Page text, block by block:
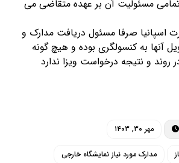
مسئولیت آن بر عهده متقاضی می
اسپانیا صرفا مسئول دریافت مدارک و
آنها به کنسولگری بوده و هیچ گونه
روند و نتیجه درخواست ویزا ندارد
مهر ۳۰, ۱۴۰۳
مدارک مورد نیاز نمایشگاه خارجی